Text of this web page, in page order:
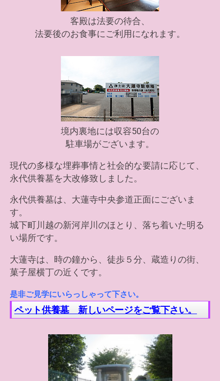
客殿は法要の待合、
法要後のお食事にご利用になれます。
境内裏地には収容50台の
駐車場がございます。
現代の多様な埋葬事情と社会的な要請に応じて、
永代供養墓を大改修致しました。
永代供養墓は、大蓮寺中央参道正面にございま
す。
城下町川越の新河岸川のほとり、落ち着いた明る
い場所です。
大蓮寺は、時の鐘から、徒歩５分、蔵造りの街、
菓子屋横丁の近くです。
是非ご見学にいらっしゃって下さい。
ペット供養墓 新しいページをご覧下さい。